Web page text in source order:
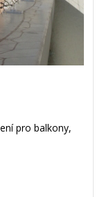
pro balkony,